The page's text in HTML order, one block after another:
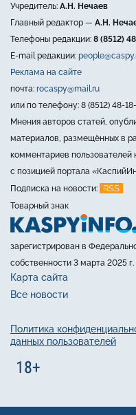
Учредитель: А.Н. Нечаев
Главный редактор — А.Н.
Телефоны редакции: 8 (8512)
E-mail редакции:
Реклама на сайте
почта: rocaspy@mail.ru
или по телефону: 8 (8512) 48-
Мнения авторов статей,
материалов, размещённых в
комментариев пользователей
с позицией портала
Подписка на новости:
RSS
Товарный знак
зарегистрирован в
собственности 3 марта 2025
Карта сайта
Все новости
Политика
данных пользователей